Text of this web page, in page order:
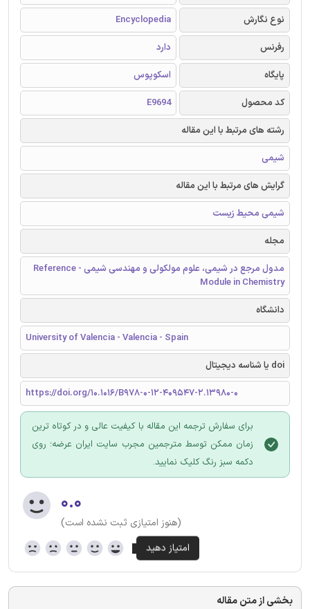
نوع نگارش
Encyclopedia
رفرنس
دارد
پایگاه
اسکوپوس
کد محصول
E9694
رشته های مرتبط با این مقاله
شیمی
گرایش های مرتبط با این مقاله
شیمی محیط زیست
مجله
مدول مرجع در شیمی، علوم مولکولی و مهندسی شیمی - Reference
Module in Chemistry
دانشگاه
University of Valencia - Valencia - Spain
doi یا شناسه دیجیتال
https://doi.org/10.1016/B978-0-12-409547-2.13980-0
برای سفارش ترجمه این مقاله با کیفیت عالی و در کوتاه ترین
زمان ممکن توسط مترجمین مجرب سایت ایران عرضه؛ روی
دکمه سبز رنگ کلیک نمایید.
۰.۰
(هنوز امتیازی ثبت نشده است)
بخشی از متن مقاله